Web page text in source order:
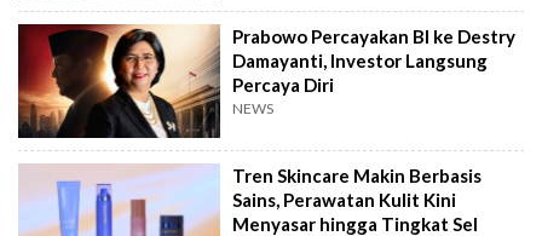
Prabowo Percayakan BI ke Destry
Damayanti, Investor Langsung
Percaya Diri
NEWS
Tren Skincare Makin Berbasis
Sains, Perawatan Kulit Kini
Menyasar hingga Tingkat Sel